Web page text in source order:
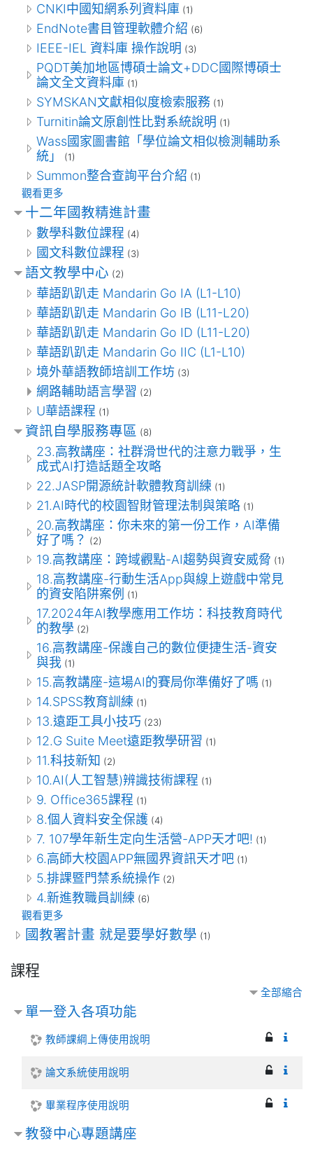
CNKI中國知網系列資料庫 (1)
EndNote書目管理軟體介紹 (6)
IEEE-IEL 資料庫 操作說明 (3)
PQDT美加地區博碩士論文+DDC國際博碩士
論文全文資料庫 (1)
SYMSKAN文獻相似度檢索服務 (1)
Turnitin論文原創性比對系統說明 (1)
Wass國家圖書館「學位論文相似檢測輔助系
統」
(1)
Summon整合查詢平台介紹 (1)
觀看更多
十二年國教精進計畫
數學科數位課程 (4)
國文科數位課程 (3)
語文教學中心 (2)
華語趴趴走 Mandarin Go IA (L1-L10)
華語趴趴走 Mandarin Go IB (L11-L20)
華語趴趴走 Mandarin Go ID (L11-L20)
華語趴趴走 Mandarin Go IIC (L1-L10)
境外華語教師培訓工作坊 (3)
網路輔助語言學習 (2)
U華語課程 (1)
資訊自學服務專區 (8)
23.高教講座：社群滑世代的注意力戰爭，生
成式AI打造話題全攻略
22.JASP開源統計軟體教育訓練 (1)
21.AI時代的校園智財管理法制與策略 (1)
20.高教講座：你未來的第一份工作，AI準備
好了嗎？ (2)
19.高教講座：跨域觀點-AI趨勢與資安威脅 (1)
18.高教講座-行動生活App與線上遊戲中常見
的資安陷阱案例 (1)
17.2024年AI教學應用工作坊：科技教育時代
的教學 (2)
16.高教講座-保護自己的數位便捷生活-資安
與我 (1)
15.高教講座-這場AI的賽局你準備好了嗎 (1)
14.SPSS教育訓練 (1)
13.遠距工具小技巧 (23)
12.G Suite Meet遠距教學研習 (1)
11.科技新知 (2)
10.AI(人工智慧)辨識技術課程 (1)
9. Office365課程 (1)
8.個人資料安全保護 (4)
7. 107學年新生定向生活營-APP天才吧! (1)
6.高師大校園APP無國界資訊天才吧 (1)
5.排課暨門禁系統操作 (2)
4.新進教職員訓練 (6)
觀看更多
國教署計畫 就是要學好數學 (1)
課程
全部縮合
單一登入各項功能
教師課綱上傳使用說明
論文系統使用說明
畢業程序使用說明
教發中心專題講座